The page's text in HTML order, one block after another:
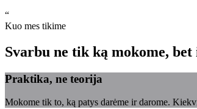
“
Kuo mes tikime
Svarbu ne tik ką mokome,
Praktika, ne teorija
Mokome tik to, ką patys darėme ir darome.